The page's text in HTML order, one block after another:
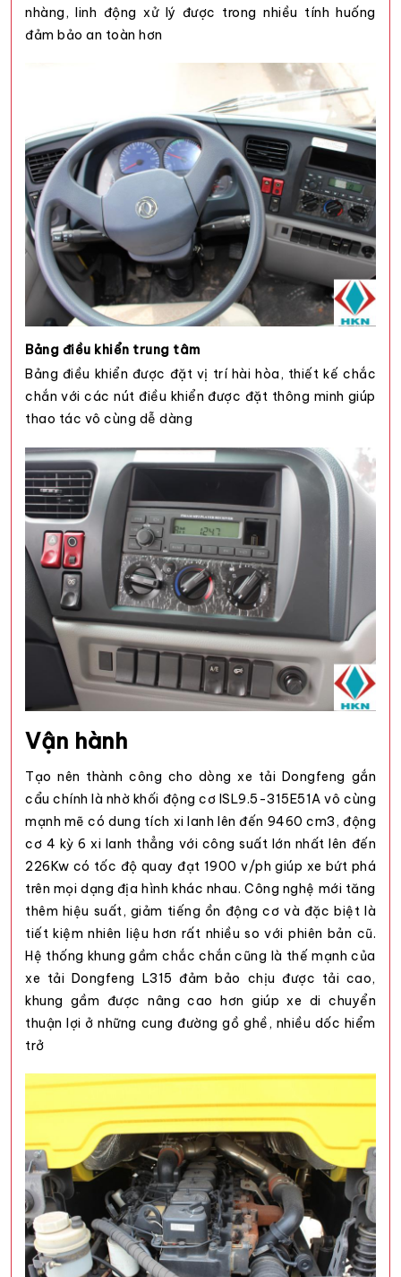
nhàng, linh động xử lý được trong nhiều tính huống
đảm bảo an toàn hơn
Bảng điều khiển trung tâm
Bảng điều khiển được đặt vị trí hài hòa, thiết kế chắc
chắn với các nút điều khiển được đặt thông minh giúp
thao tác vô cùng dễ dàng
Vận hành
Tạo nên thành công cho dòngxe tải Dongfeng gắn
cẩu chính là nhờ khối động cơ ISL9.5-315E51A vô cùng
mạnh mẽ có dung tích xi lanh lên đến 9460 cm3, động
cơ 4 kỳ 6 xi lanh thẳng với công suất lớn nhất lên đến
226Kw có tốc độ quay đạt 1900 v/ph giúp xe bứt phá
trên mọi dạng địa hình khác nhau. Công nghệ mới tăng
thêm hiệu suất, giảm tiếng ồn động cơ và đặc biệt là
tiết kiệm nhiên liệu hơn rất nhiều so với phiên bản cũ.
Hệ thống khung gầm chắc chắn cũng là thế mạnh của
xe tải Dongfeng L315 đảm bảo chịu được tải cao,
khung gầm được nâng cao hơn giúp xe di chuyển
thuận lợi ở những cung đường gồ ghề, nhiều dốc hiểm
trở